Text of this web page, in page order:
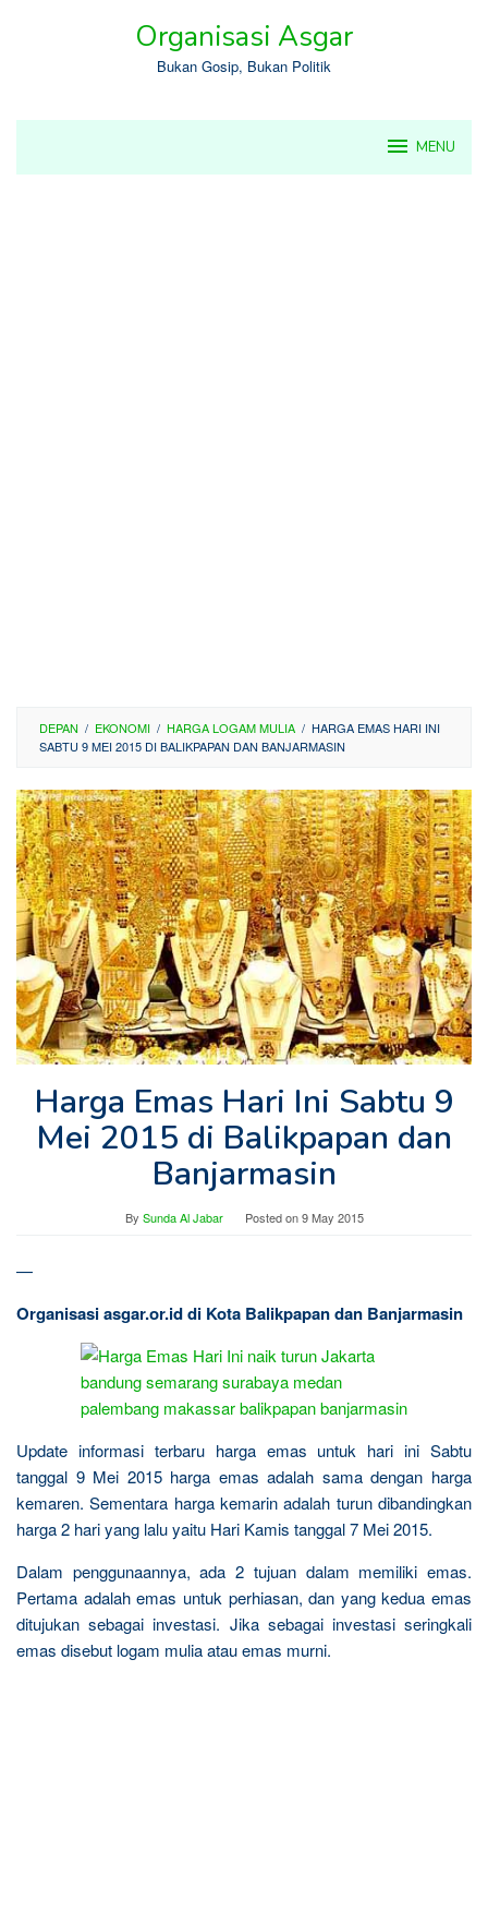
Organisasi Asgar
Bukan Gosip, Bukan Politik
MENU
DEPAN / EKONOMI / HARGA LOGAM MULIA / HARGA EMAS HARI INI
SABTU 9 MEI 2015 DI BALIKPAPAN DAN BANJARMASIN
Harga Emas Hari Ini Sabtu 9
Mei 2015 di Balikpapan dan
Banjarmasin
By Sunda Al Jabar Posted on9 May 2015
—
Organisasi asgar.or.id di Kota Balikpapan dan Banjarmasin
Update informasi terbaru harga emas untuk hari ini Sabtu
tanggal 9 Mei 2015 harga emas adalah sama dengan harga
kemaren. Sementara harga kemarin adalah turun dibandingkan
harga 2 hari yang lalu yaitu Hari Kamis tanggal 7 Mei 2015.
Dalam penggunaannya, ada 2 tujuan dalam memiliki emas.
Pertama adalah emas untuk perhiasan, dan yang kedua emas
ditujukan sebagai investasi. Jika sebagai investasi seringkali
emas disebut logam mulia atau emas murni.